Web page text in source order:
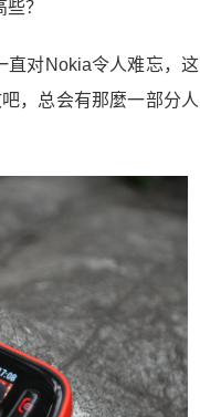
直对Nokia令人难忘，这
，总会有那麼一部分人